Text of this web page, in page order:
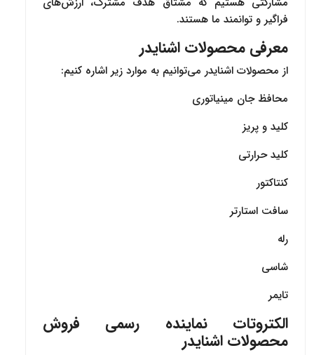
فراگیر و توانمند ما هستند.
معرفی محصولات اشنایدر
از محصولات اشنایدر می‌توانیم به موارد زیر اشاره کنیم:
محافظ جان مینیاتوری
کلید و پریز
کلید حرارتی
کنتاکتور
سافت استارتر
رله
شاسی
تایمر
الکتروتات نماینده رسمی فروش
محصولات اشنایدر